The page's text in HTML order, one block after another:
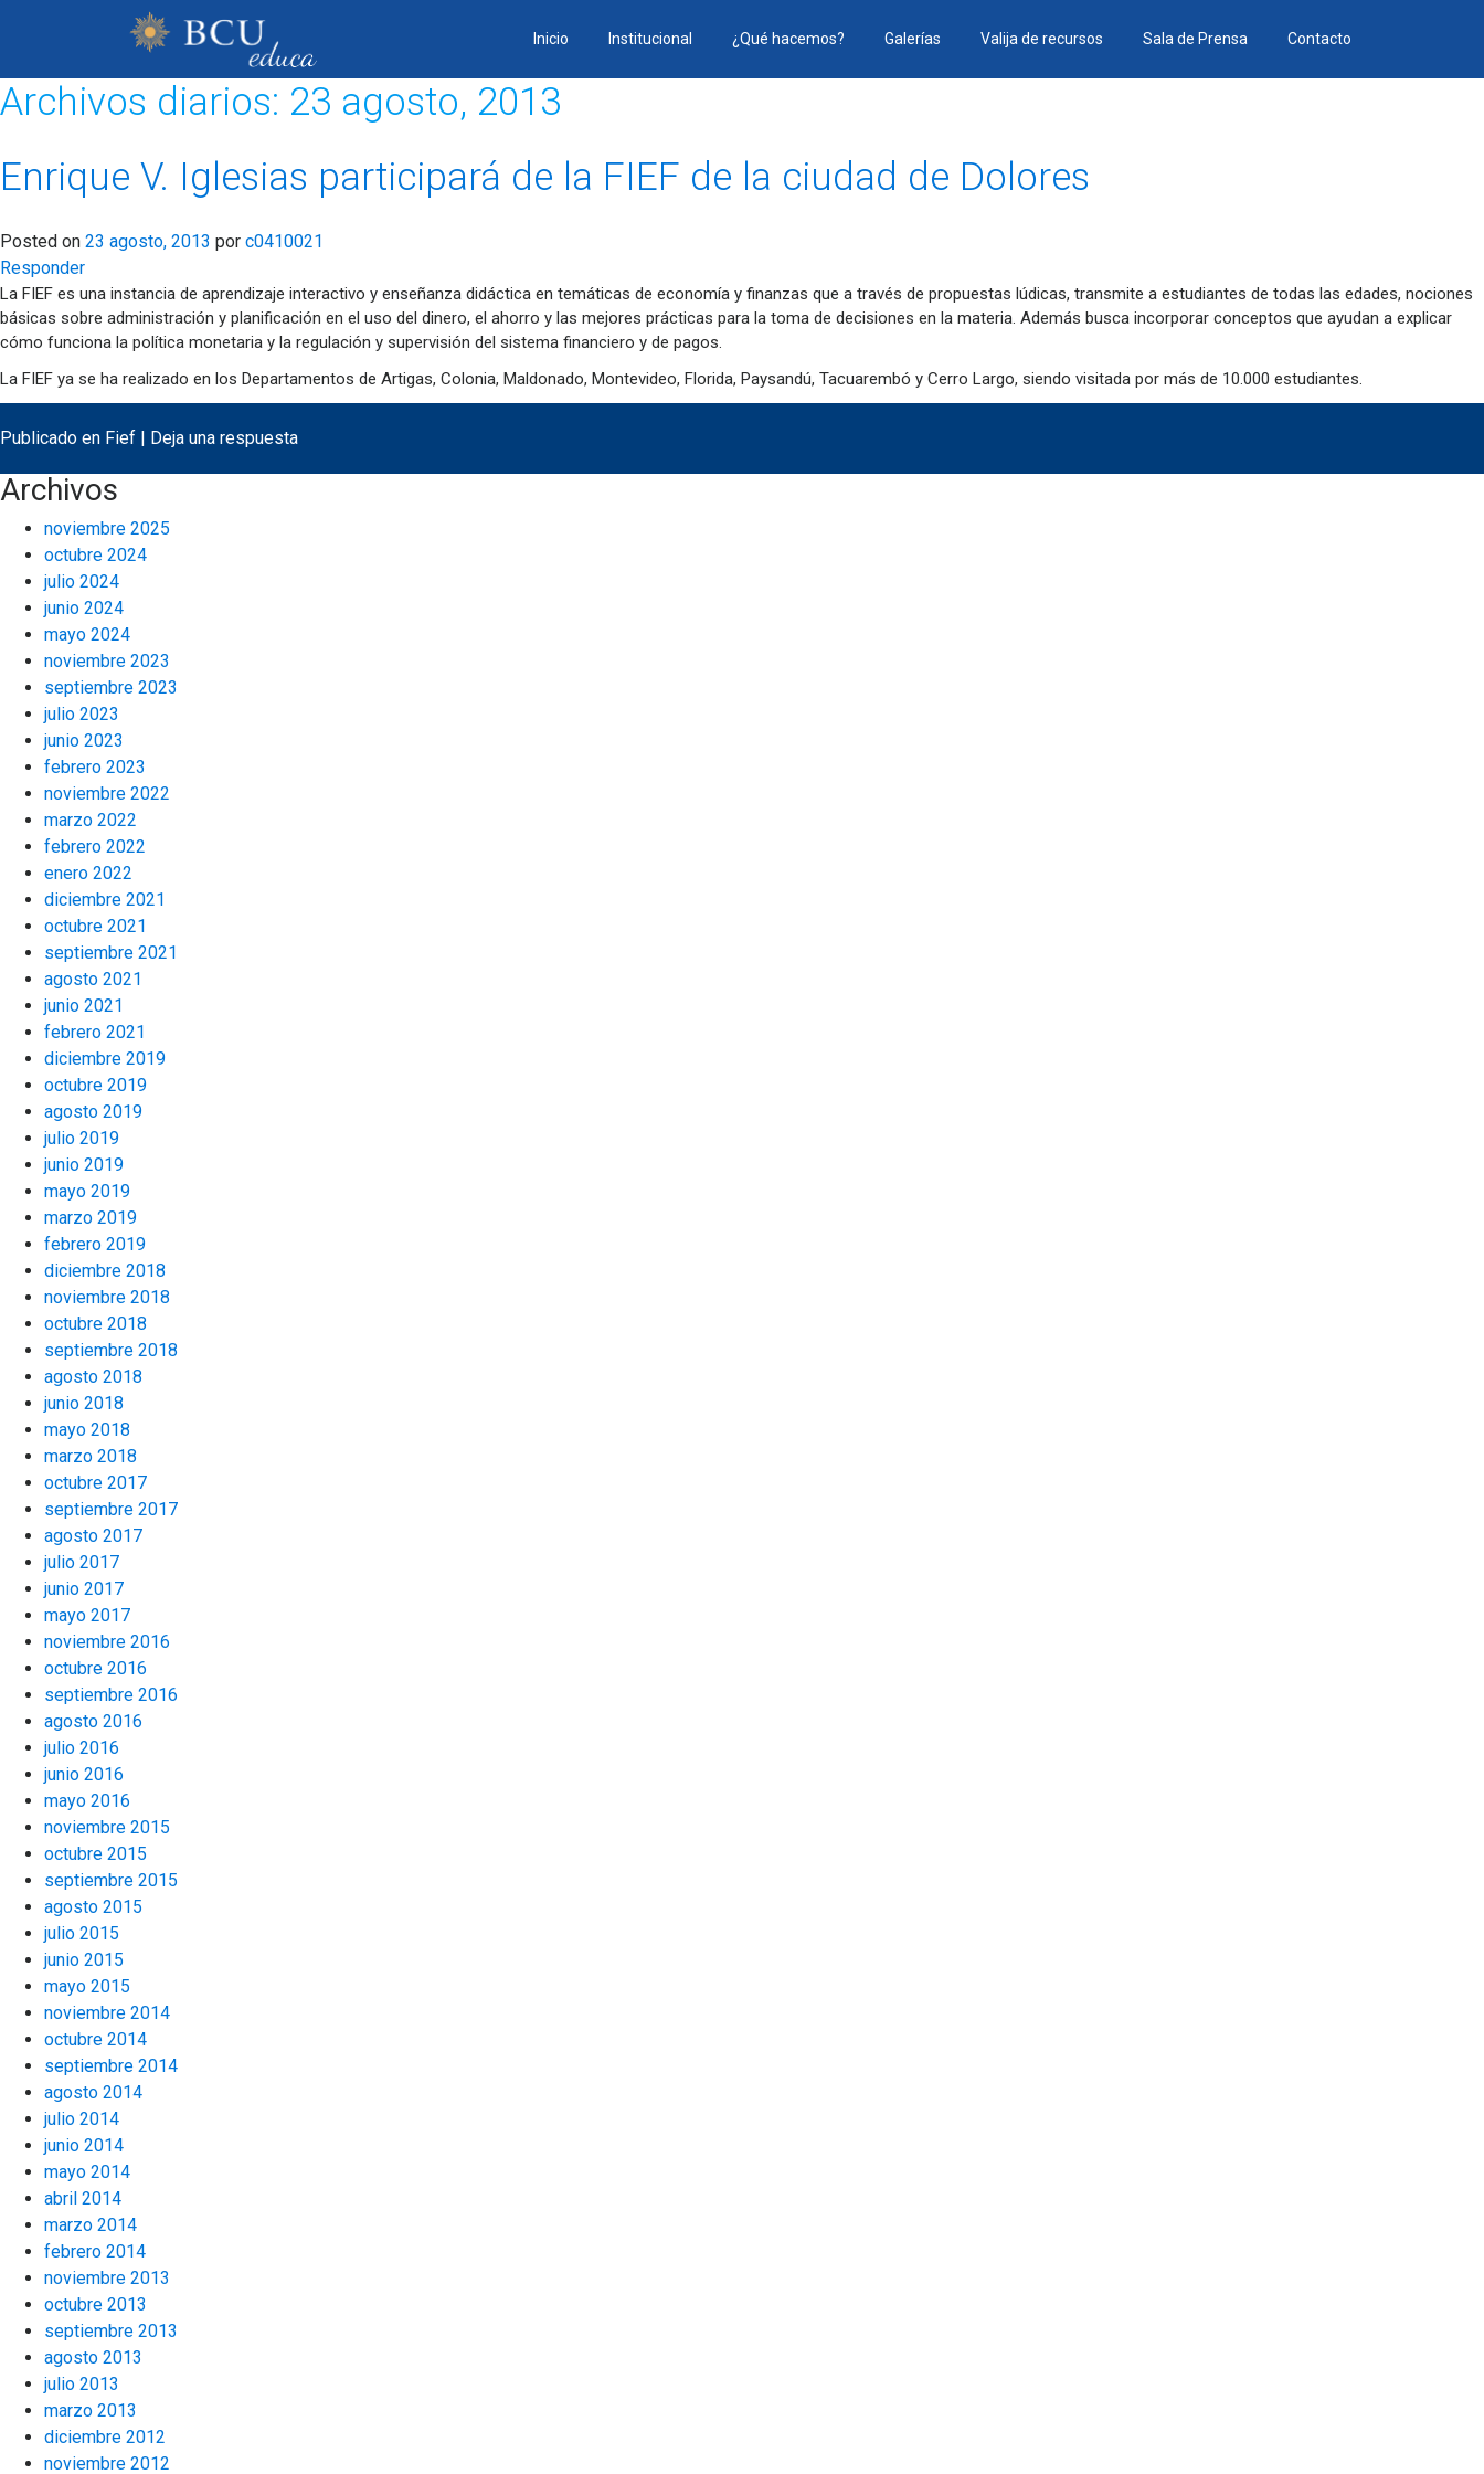
Inicio Institucional ¿Qué hacemos? Galerías Valija de recursos Sala de Prensa Contacto
Archivos diarios: 23 agosto, 2013
Enrique V. Iglesias participará de la FIEF de la ciudad de Dolores
Posted on 23 agosto, 2013 por c0410021
Responder
La FIEF es una instancia de aprendizaje interactivo y enseñanza didáctica en temáticas de economía y finanzas que a través de propuestas lúdicas, transmite a estudiantes de todas las edades, nociones
básicas sobre administración y planificación en el uso del dinero, el ahorro y las mejores prácticas para la toma de decisiones en la materia. Además busca incorporar conceptos que ayudan a explicar
cómo funciona la política monetaria y la regulación y supervisión del sistema financiero y de pagos.
La FIEF ya se ha realizado en los Departamentos de Artigas, Colonia, Maldonado, Montevideo, Florida, Paysandú, Tacuarembó y Cerro Largo, siendo visitada por más de 10.000 estudiantes.
Publicado en Fief | Deja una respuesta
Archivos
noviembre 2025
octubre 2024
julio 2024
junio 2024
mayo 2024
noviembre 2023
septiembre 2023
julio 2023
junio 2023
febrero 2023
noviembre 2022
marzo 2022
febrero 2022
enero 2022
diciembre 2021
octubre 2021
septiembre 2021
agosto 2021
junio 2021
febrero 2021
diciembre 2019
octubre 2019
agosto 2019
julio 2019
junio 2019
mayo 2019
marzo 2019
febrero 2019
diciembre 2018
noviembre 2018
octubre 2018
septiembre 2018
agosto 2018
junio 2018
mayo 2018
marzo 2018
octubre 2017
septiembre 2017
agosto 2017
julio 2017
junio 2017
mayo 2017
noviembre 2016
octubre 2016
septiembre 2016
agosto 2016
julio 2016
junio 2016
mayo 2016
noviembre 2015
octubre 2015
septiembre 2015
agosto 2015
julio 2015
junio 2015
mayo 2015
noviembre 2014
octubre 2014
septiembre 2014
agosto 2014
julio 2014
junio 2014
mayo 2014
abril 2014
marzo 2014
febrero 2014
noviembre 2013
octubre 2013
septiembre 2013
agosto 2013
julio 2013
marzo 2013
diciembre 2012
noviembre 2012